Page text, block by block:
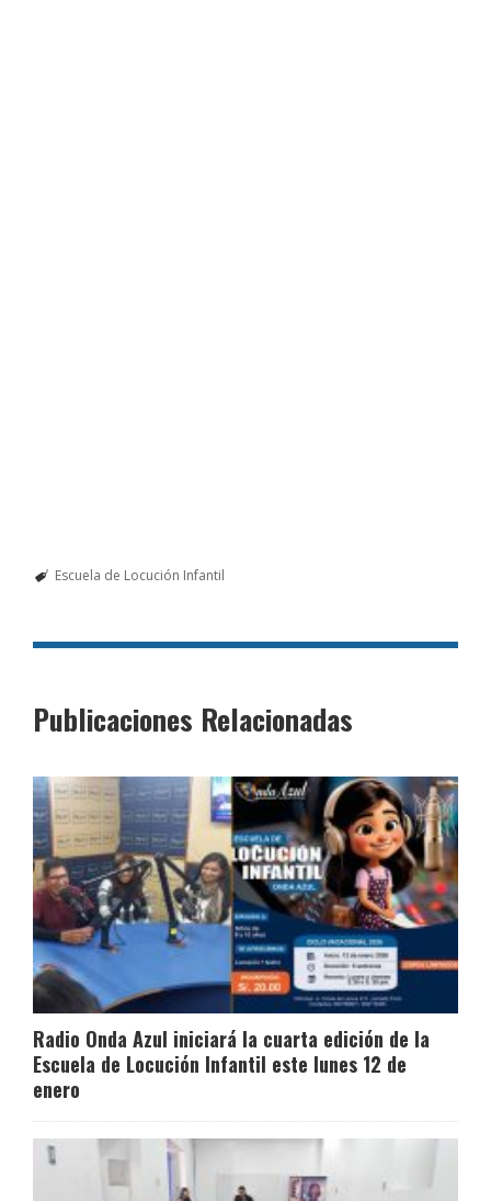
Escuela de Locución Infantil
Publicaciones Relacionadas
Radio Onda Azul iniciará la cuarta edición de la
Escuela de Locución Infantil este lunes 12 de
enero